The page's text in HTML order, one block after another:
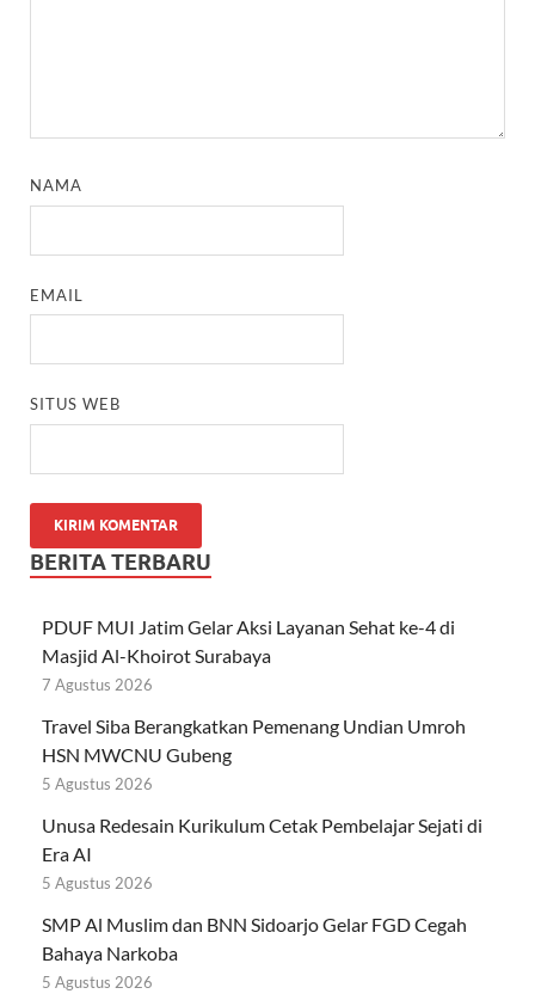
NAMA
EMAIL
SITUS WEB
BERITA TERBARU
PDUF MUI Jatim Gelar Aksi Layanan Sehat ke-4 di
Masjid Al-Khoirot Surabaya
7 Agustus 2026
Travel Siba Berangkatkan Pemenang Undian Umroh
HSN MWCNU Gubeng
5 Agustus 2026
Unusa Redesain Kurikulum Cetak Pembelajar Sejati di
Era AI
5 Agustus 2026
SMP Al Muslim dan BNN Sidoarjo Gelar FGD Cegah
Bahaya Narkoba
5 Agustus 2026